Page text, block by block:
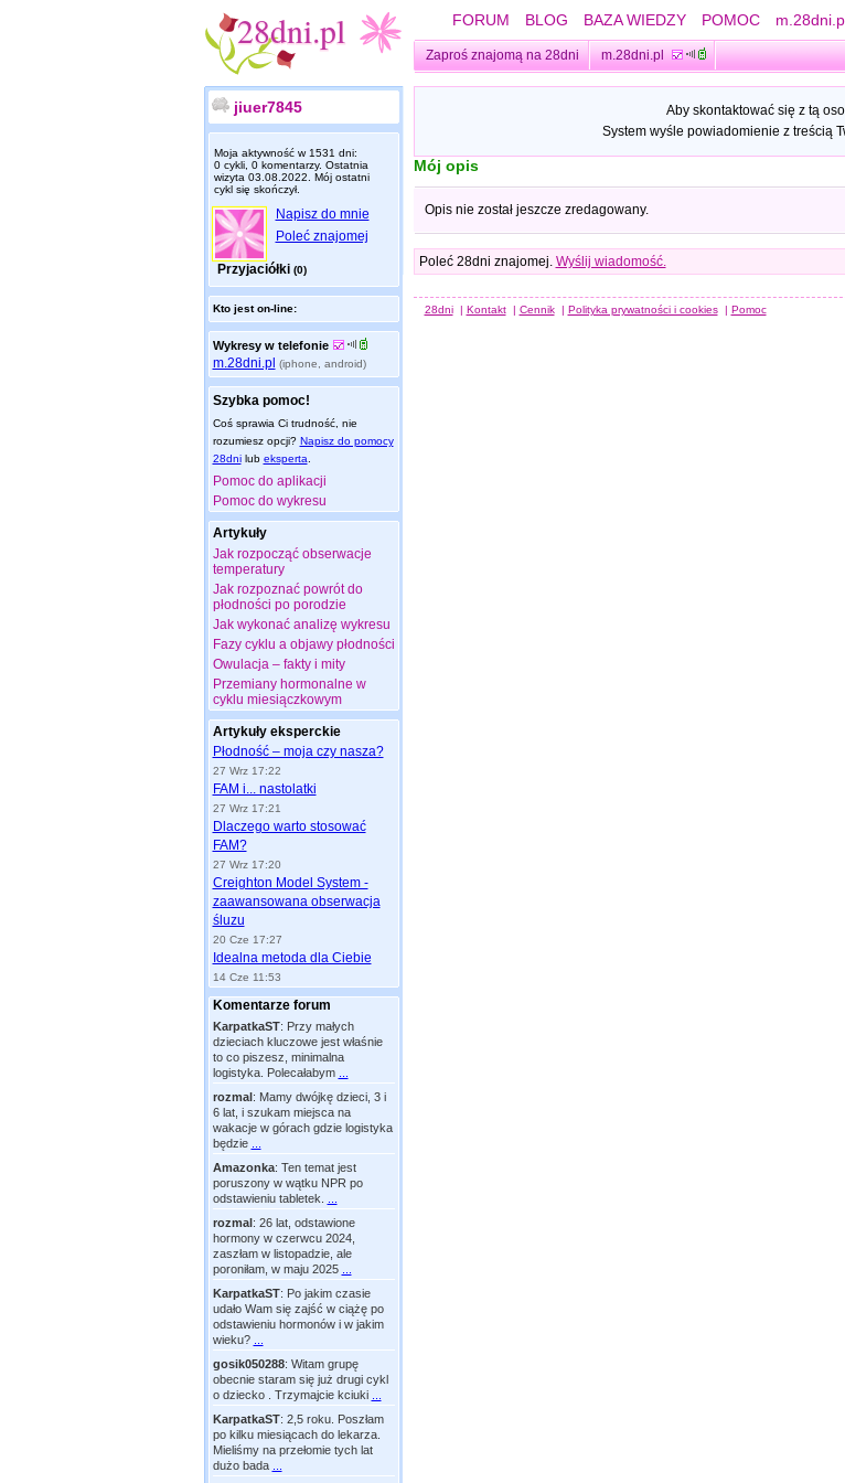
FORUM BLOG BAZA WIEDZY POMOC
Zaproś znajomą na 28dni m.28dni.pl
jiuer7845
Moja aktywność w 1531 dni:
0 cykli, 0 komentarzy. Ostatnia
wizyta 03.08.2022 . Mój ostatni
cykl się skończył.
Napisz do mnie
Poleć znajomej
Przyjaciółki (0)
Kto jest on-line:
Wykresy w telefonie
m.28dni.pl (iphone, android)
Szybka pomoc!
Coś sprawia Ci trudność, nie
rozumiesz opcji? Napisz do pomocy
28dnilub eksperta
Pomoc do aplikacji
Pomoc do wykresu
Artykuły
Jak rozpocząć obserwacje
temperatury
Jak rozpoznać powrót do
płodności po porodzie
Jak wykonać analizę wykresu
Fazy cyklu a objawy płodności
Owulacja – fakty i mity
Przemiany hormonalne w
cyklu miesiączkowym
Artykuły eksperckie
Płodność – moja czy nasza?
27 Wrz 17:22
FAM i... nastolatki
27 Wrz 17:21
Dlaczego warto stosować
FAM?
27 Wrz 17:20
Creighton Model System -
zaawansowana obserwacja
śluzu
20 Cze 17:27
Idealna metoda dla Ciebie
14 Cze 11:53
Komentarze forum
KarpatkaST: Przy małych
dzieciach kluczowe jest właśnie
to co piszesz, minimalna
logistyka. Polecałabym
rozmal: Mamy dwójkę dzieci, 3 i
6 lat, i szukam miejsca na
wakacje w górach gdzie logistyka
będzie
Amazonka: Ten temat jest
poruszony w wątku NPR po
odstawieniu tabletek.
rozmal: 26 lat, odstawione
hormony w czerwcu 2024,
zaszłam w listopadzie, ale
poroniłam, w maju 2025
KarpatkaST: Po jakim czasie
udało Wam się zajść w ciążę po
odstawieniu hormonów i w jakim
wieku?
gosik050288: Witam grupę
obecnie staram się już drugi cykl
o dziecko . Trzymajcie kciuki
KarpatkaST: 2,5 roku. Poszłam
po kilku miesiącach do lekarza.
Mieliśmy na przełomie tych lat
dużo bada
Aby skontaktować się z tą
System wyśle powiadomienie z treścią
Mój opis
Opis nie został jeszcze zredagowany.
Poleć 28dni znajomej. Wyślij wiadomość.
28dni | Kontakt | Cennik | Polityka prywatności i cookies | Pomoc